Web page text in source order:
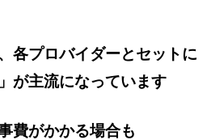
各プロバイダーとセットに
が主流になっています
費がかかる場合も